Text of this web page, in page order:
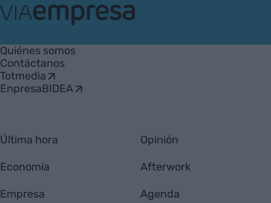
Empresa
Quiénes somos
Contáctanos
Totmedia
EnpresaBIDEA
Última hora
Economía
Empresa
Opinión
Afterwork
Agenda